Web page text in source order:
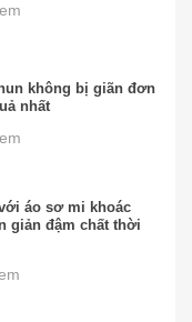
không bị giãn đơn
nhất
áo sơ mi khoác
giản đậm chất thời